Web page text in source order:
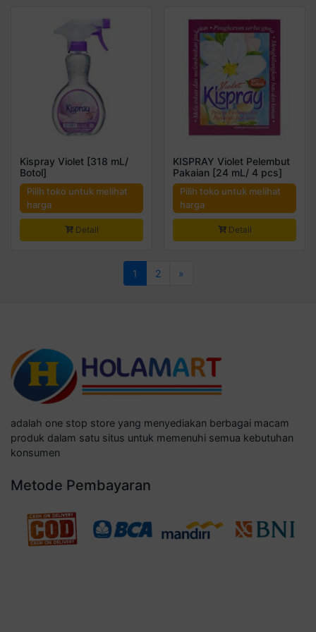
Kispray Violet [318 mL/
Botol]
Pilih toko untuk melihat
harga
Detail
KISPRAY Violet Pelembut
Pakaian [24 mL/ 4 pcs]
Pilih toko untuk melihat
harga
Detail
1 2 »
adalah one stop store yang menyediakan berbagai macam
produk dalam satu situs untuk memenuhi semua kebutuhan
konsumen
Metode Pembayaran